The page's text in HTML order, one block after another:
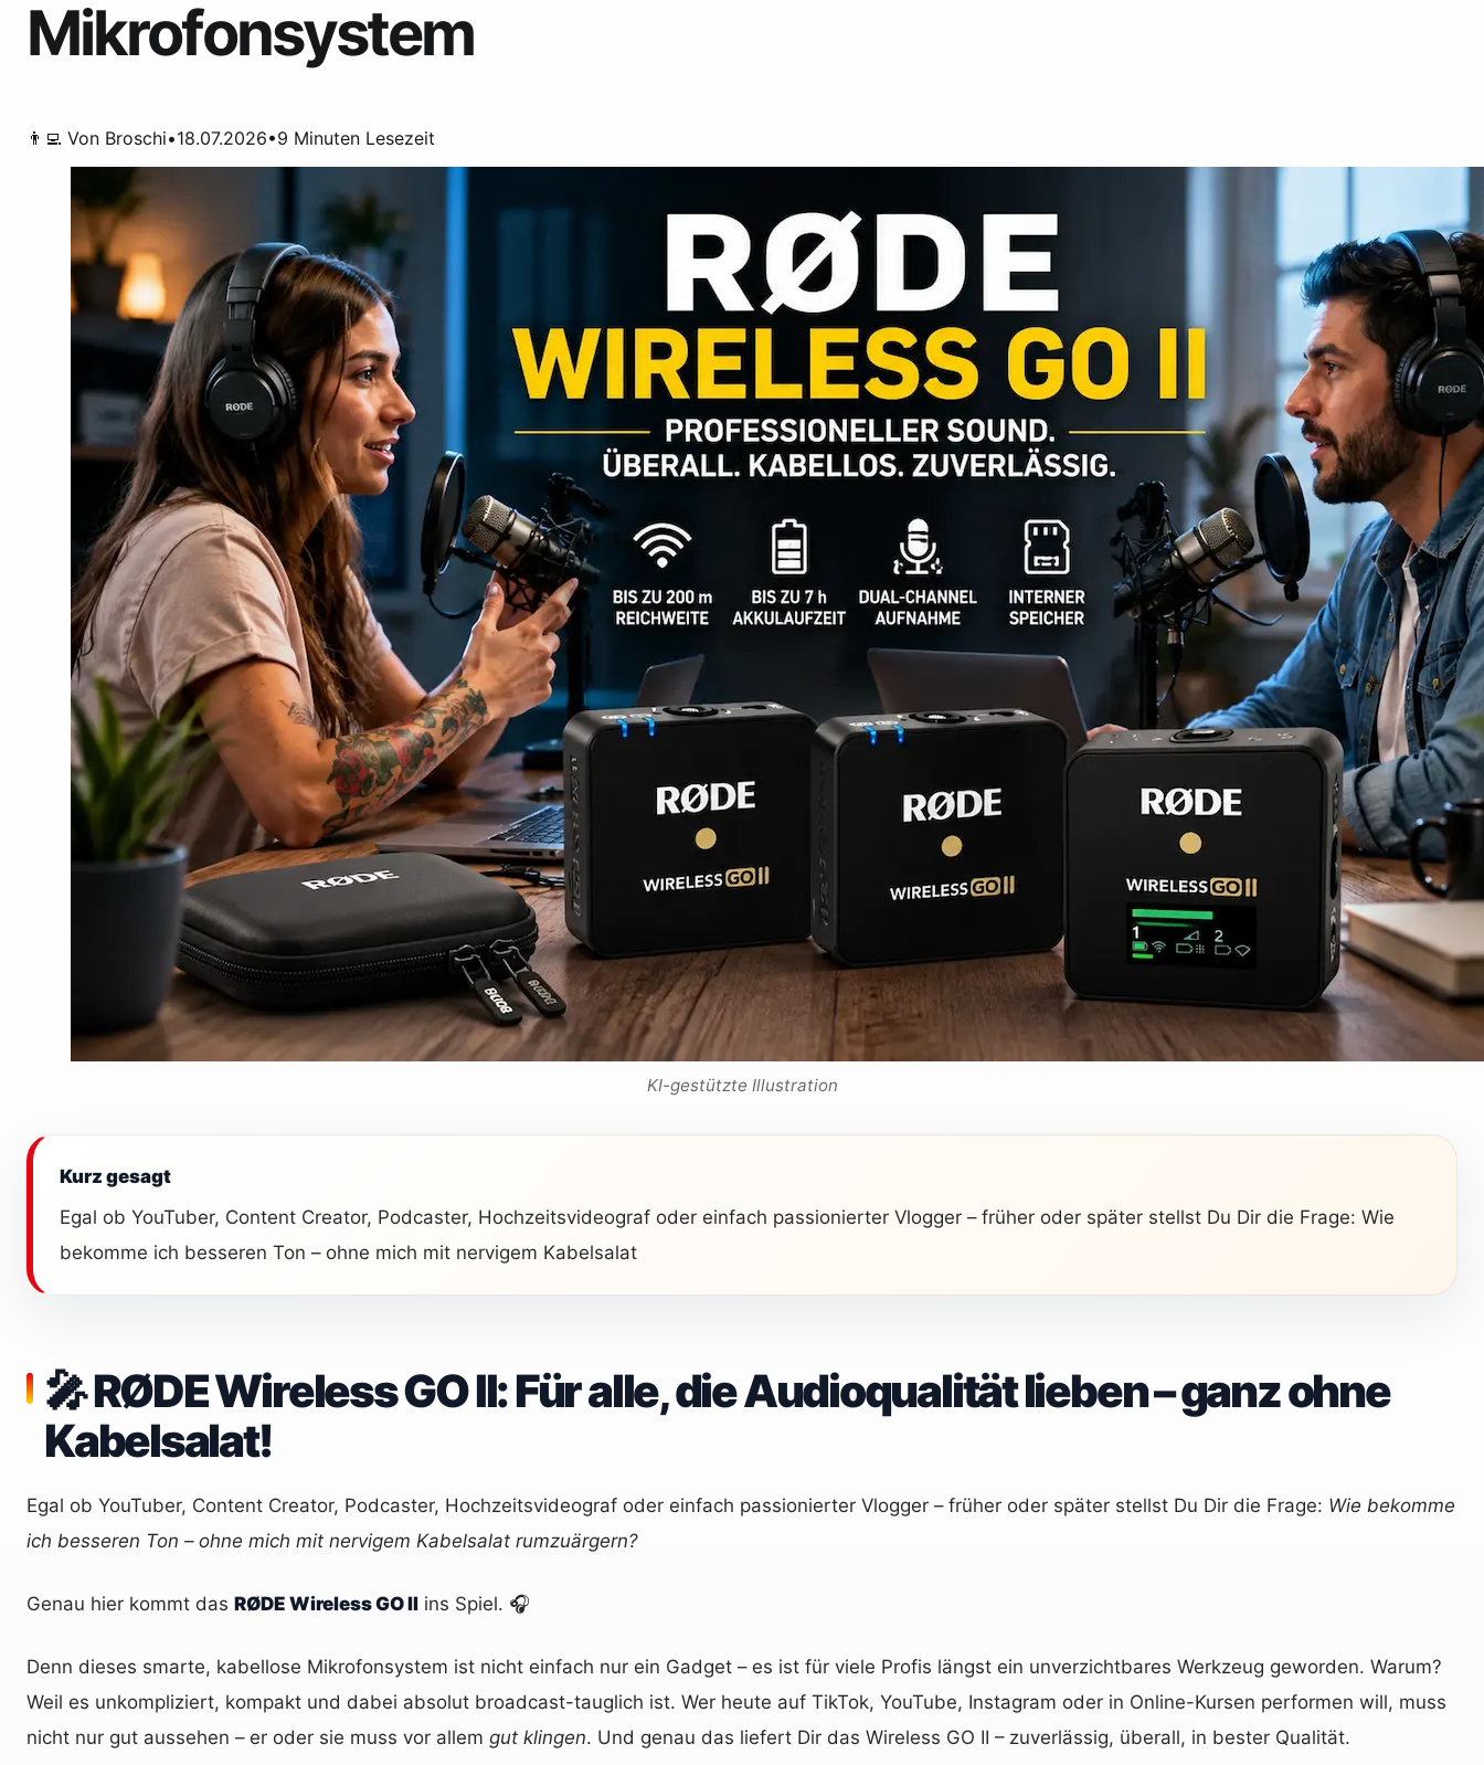
Mikrofonsystem
👨‍💻 Von Broschi•18.07.2026•9 Minuten Lesezeit
KI-gestützte Illustration
Kurz gesagt
Egal ob YouTuber, Content Creator, Podcaster, Hochzeitsvideograf oder einfach passionierter Vlogger – früher oder später stellst Du Dir die Frage: Wie
bekomme ich besseren Ton – ohne mich mit nervigem Kabelsalat
🎤 RØDE Wireless GO II: Für alle, die Audioqualität lieben – ganz ohne
Kabelsalat!
Egal ob YouTuber, Content Creator, Podcaster, Hochzeitsvideograf oder einfach passionierter Vlogger – früher oder später stellst Du Dir die Frage: Wie bekomme
ich besseren Ton – ohne mich mit nervigem Kabelsalat rumzuärgern?
Genau hier kommt das RØDE Wireless GO II ins Spiel. 🎧
Denn dieses smarte, kabellose Mikrofonsystem ist nicht einfach nur ein Gadget – es ist für viele Profis längst ein unverzichtbares Werkzeug geworden. Warum?
Weil es unkompliziert, kompakt und dabei absolut broadcast-tauglich ist. Wer heute auf TikTok, YouTube, Instagram oder in Online-Kursen performen will, muss
nicht nur gut aussehen – er oder sie muss vor allem gut klingen. Und genau das liefert Dir das Wireless GO II – zuverlässig, überall, in bester Qualität.